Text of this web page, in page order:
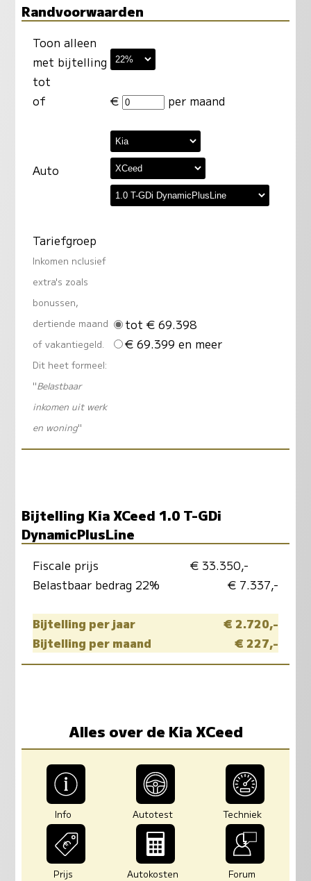
Randvoorwaarden
Toon alleen
met bijtelling
tot
of
€ per maand
Auto
Tariefgroep
Inkomen nclusief
extra's zoals
bonussen,
dertiende maand
of vakantiegeld.
Dit heet formeel:
"Belastbaar
inkomen uit werk
en woning"
tot € 69.398
€ 69.399 en meer
Bijtelling Kia XCeed 1.0 T-GDi
DynamicPlusLine
Fiscale prijs
€ 33.350,-
Belastbaar bedrag 22%
€ 7.337,-
Bijtelling per jaar
€ 2.720,-
Bijtelling per maand
€ 227,-
Alles over de Kia XCeed
Info Autotest Techniek
Prijs Autokosten Forum